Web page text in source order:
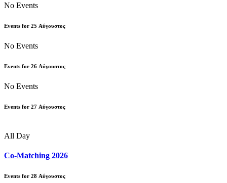
No Events
Events for 25 Αύγουστος
No Events
Events for 26 Αύγουστος
No Events
Events for 27 Αύγουστος
All Day
Co-Matching 2026
Events for 28 Αύγουστος